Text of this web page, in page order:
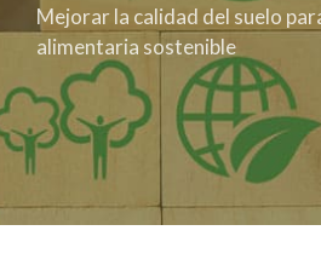
Mejorar la calidad del suelo
alimentaria sostenible